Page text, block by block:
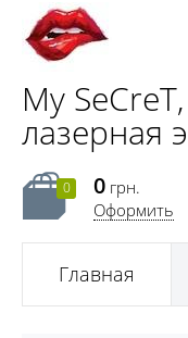
My
лазерная
0 0 грн.
Оформить
Главная